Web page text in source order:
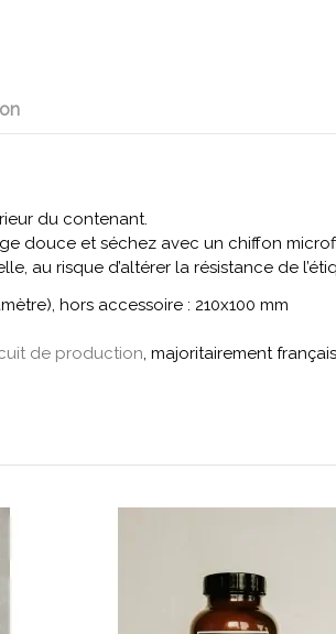
du contenant.
douce et séchez avec un chiffon
au risque d’altérer la résistance de
hors accessoire : 210x100 mm
de production, majoritairement